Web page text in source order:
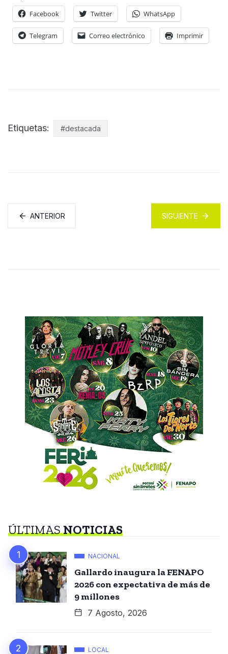
Facebook Twitter WhatsApp
Telegram Correo electrónico Imprimir
Etiquetas: #destacada
ANTERIOR SIGUIENTE
ÚLTIMASNOTICIAS
NACIONAL
Gallardo inaugura la FENAPO
2026 con expectativa de más de
9 millones
7 Agosto, 2026
LOCAL